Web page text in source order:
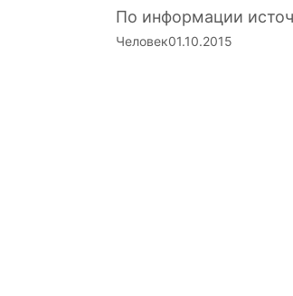
По информации
Человек01.10.2015